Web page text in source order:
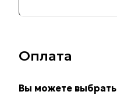
Оплата
Вы можете